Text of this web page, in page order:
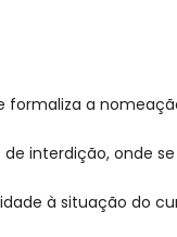
a
interdição, onde
à situação do